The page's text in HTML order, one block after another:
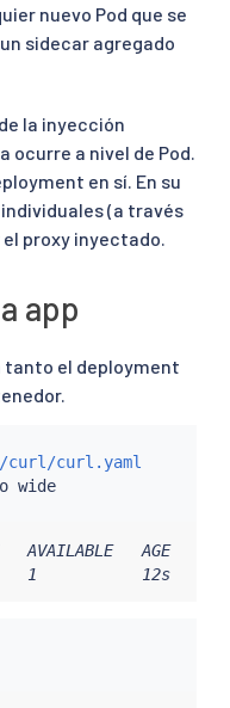
nuevo Pod que se
sidecar agregado
la inyección
a nivel de Pod.
en sí. En su
(a través
el proxy inyectado.
app
tanto el deployment
curl/curl.yaml
get deployment -o wide
AVAILABLE   AGE
12s   curl